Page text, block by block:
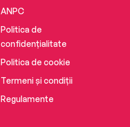
ANPC
Politica de
confidențialitate
Politica de cookie
Termeni și condiții
Regulamente